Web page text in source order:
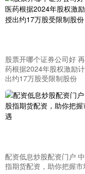
股票开哪个证券公司好
药根据2024年股权激励
出约17万股受限制股份
配资低息炒股配资门户
指期货配资，助你把握市